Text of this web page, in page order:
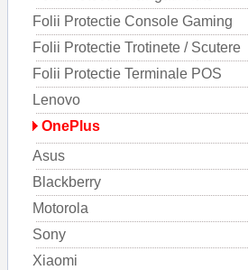
Folii Protectie Console Gaming
Folii Protectie Trotinete / Scutere
Folii Protectie Terminale POS
Lenovo
OnePlus
Asus
Blackberry
Motorola
Sony
Xiaomi